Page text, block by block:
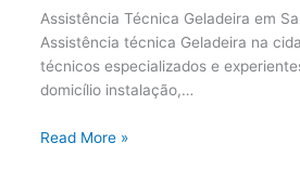
Assistência Técnica Geladeira em
Assistência técnica Geladeira na
técnicos especializados e
domicílio instalação,…
Read More »